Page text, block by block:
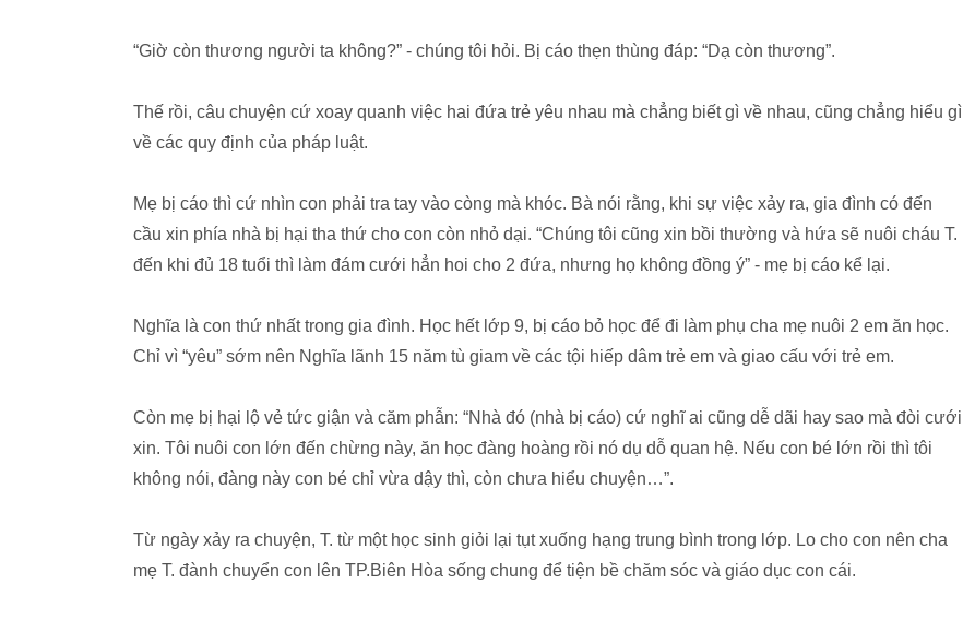
“Giờ còn thương người ta không?” - chúng tôi hỏi. Bị cáo thẹn thùng đáp: “Dạ còn thương”.
Thế rồi, câu chuyện cứ xoay quanh việc hai đứa trẻ yêu nhau mà chẳng biết gì về nhau, cũng chẳng hiểu gì
về các quy định của pháp luật.
Mẹ bị cáo thì cứ nhìn con phải tra tay vào còng mà khóc. Bà nói rằng, khi sự việc xảy ra, gia đình có đến
cầu xin phía nhà bị hại tha thứ cho con còn nhỏ dại. “Chúng tôi cũng xin bồi thường và hứa sẽ nuôi cháu T.
đến khi đủ 18 tuổi thì làm đám cưới hẳn hoi cho 2 đứa, nhưng họ không đồng ý” - mẹ bị cáo kể lại.
Nghĩa là con thứ nhất trong gia đình. Học hết lớp 9, bị cáo bỏ học để đi làm phụ cha mẹ nuôi 2 em ăn học.
Chỉ vì “yêu” sớm nên Nghĩa lãnh 15 năm tù giam về các tội hiếp dâm trẻ em và giao cấu với trẻ em.
Còn mẹ bị hại lộ vẻ tức giận và căm phẫn: “Nhà đó (nhà bị cáo) cứ nghĩ ai cũng dễ dãi hay sao mà đòi cưới
xin. Tôi nuôi con lớn đến chừng này, ăn học đàng hoàng rồi nó dụ dỗ quan hệ. Nếu con bé lớn rồi thì tôi
không nói, đàng này con bé chỉ vừa dậy thì, còn chưa hiểu chuyện…”.
Từ ngày xảy ra chuyện, T. từ một học sinh giỏi lại tụt xuống hạng trung bình trong lớp. Lo cho con nên cha
mẹ T. đành chuyển con lên TP.Biên Hòa sống chung để tiện bề chăm sóc và giáo dục con cái.